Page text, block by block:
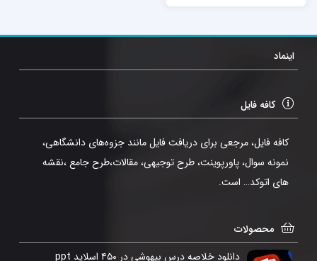
اینماد
کافه فایل
کافه فایل، مرجعی برای دریافت فایل مانند جزوه‌های دانشگاهی،
نمونه سوال، پاورپوینت، طرح توجیهی، مقالات،طرح جامع ،نقشه
های اتوکد… است.
محصولات
دانلود خلاصه درس بیهوشی در ۴۵۰ اسلاید ppt